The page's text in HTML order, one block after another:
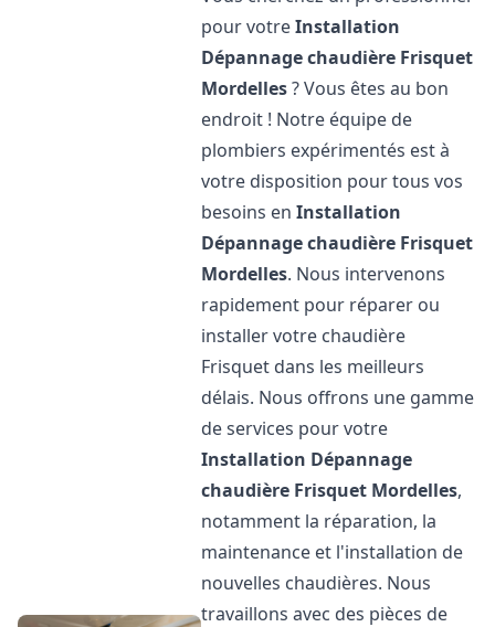
pour votreInstallation
Dépannage chaudière Frisquet
Mordelles? Vous êtes au bon
endroit ! Notre équipe de
plombiers expérimentés est à
votre disposition pour tous vos
besoins enInstallation
Dépannage chaudière Frisquet
Mordelles. Nous intervenons
rapidement pour réparer ou
installer votre chaudière
Frisquet dans les meilleurs
délais. Nous offrons une gamme
de services pour votre
Installation Dépannage
chaudière Frisquet Mordelles,
notamment la réparation, la
maintenance et l'installation de
nouvelles chaudières. Nous
travaillons avec des pièces de